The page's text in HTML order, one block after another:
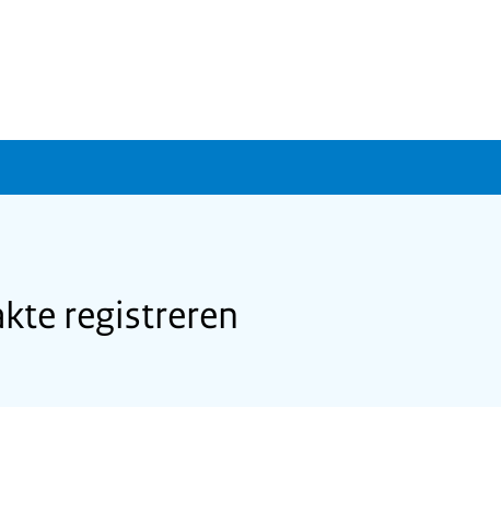
registreren